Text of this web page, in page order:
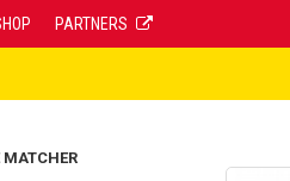
PARTNERS